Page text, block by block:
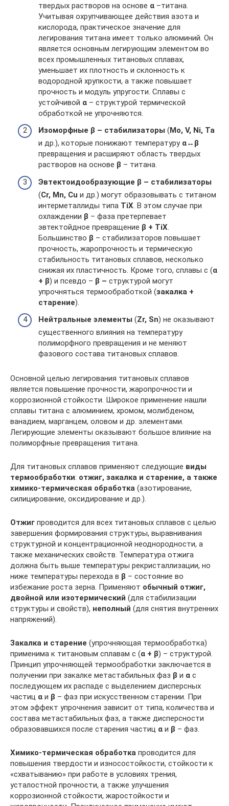
твердых растворов на основе α –титана.
Учитывая охрупчивающее действия азота и
кислорода, практическое значение для
легирования титана имеет только алюминий. Он
является основным легирующим элементом во
всех промышленных титановых сплавах,
уменьшает их плотность и склонность к
водородной хрупкости, а также повышает
прочность и модуль упругости. Сплавы с
устойчивой α – структурой термической
обработкой не упрочняются.
Изоморфные β – стабилизаторы (Mo, V, Ni, Ta
и др.), которые понижают температуру α↔β
превращения и расширяют область твердых
растворов на основе β – титана.
Эвтектоидообразующие β – стабилизаторы
(Cr, Mn, Cu и др.) могут образовывать с титаном
интерметаллиды типа TiХ . В этом случае при
охлаждении β – фаза претерпевает
эвтектойдное превращение β + TiХ
Большинство β – стабилизаторов повышает
прочность, жаропрочность и термическую
стабильность титановых сплавов, несколько
снижая их пластичность. Кроме того, сплавы с (α
+ β) и псевдо – β – структурой могут
упрочняться термообработкой (закалка +
старение).
Нейтральные элементы (Zr, Sn) не оказывают
существенного влияния на температуру
полиморфного превращения и не меняют
фазового состава титановых сплавов.
Основной целью легирования титановых сплавов
является повышение прочности, жаропрочности и
коррозионной стойкости. Широкое применение нашли
сплавы титана с алюминием, хромом, молибденом,
ванадием, марганцем, оловом и др. элементами.
Легирующие элементы оказывают большое влияние на
полиморфные превращения титана.
Для титановых сплавов применяют следующие виды
термообработки: отжиг, закалка и старение, а также
химико-термическая обработка (азотирование,
силицирование, оксидирование и др.).
Отжиг проводится для всех титановых сплавов с целью
завершения формирования структуры, выравнивания
структурной и концентрационной неоднородности, а
также механических свойств. Температура отжига
должна быть выше температуры рекристаллизации, но
ниже температуры перехода в β – состояние во
избежание роста зерна. Применяют обычный отжиг,
двойной или изотермический (для стабилизации
структуры и свойств), неполный (для снятия внутренних
напряжений).
Закалка и старение (упрочняющая термообработка)
применима к титановым сплавам с (α + β) – структурой.
Принцип упрочняющей термообработки заключается в
получении при закалке метастабильных фаз β и α с
последующем их распаде с выделением дисперсных
частиц α и β – фаз при искусственном старении. При
этом эффект упрочнения зависит от типа, количества и
состава метастабильных фаз, а также дисперсности
образовавшихся после старения частиц α и β – фаз.
Химико-термическая обработка проводится для
повышения твердости и износостойкости, стойкости к
«схватыванию» при работе в условиях трения,
усталостной прочности, а также улучшения
коррозионной стойкости, жаростойкости и